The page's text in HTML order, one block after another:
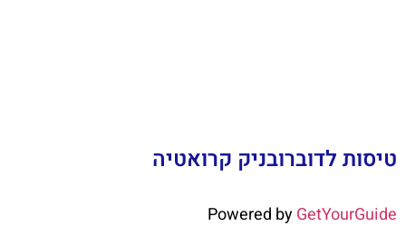
טיסות לדוברובניק קרואטיה
Powered byGetYourGuide